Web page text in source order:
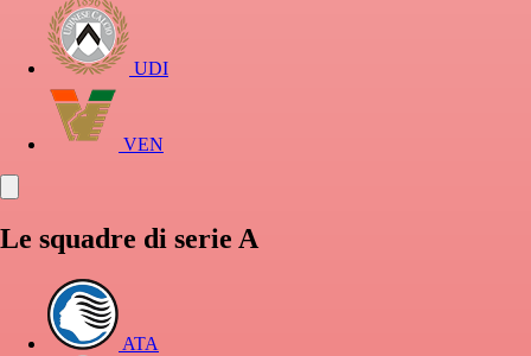
UDI
VEN
Le squadre di serie A
ATA